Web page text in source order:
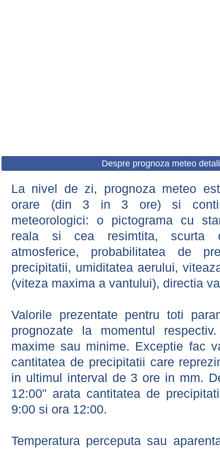
Despre prognoza meteo
La nivel de zi, prognoza meteo
orare (din 3 in 3 ore) si
meteorologici: o pictograma cu
reala si cea resimtita, scurta
atmosferice, probabilitatea de
precipitatii, umiditatea aerului,
(viteza maxima a vantului), directia
Valorile prezentate pentru toti
prognozate la momentul
maxime sau minime. Exceptie fac
cantitatea de precipitatii care
in ultimul interval de 3 ore in mm.
12:00" arata cantitatea de
9:00 si ora 12:00.
Temperatura perceputa sau